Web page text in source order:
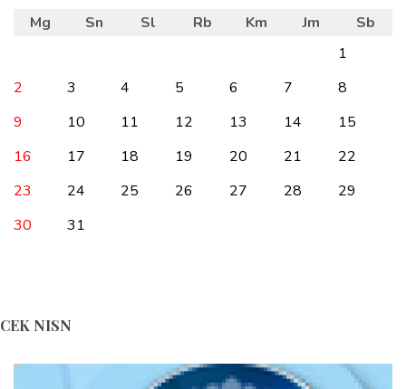
Mg Sn Sl Rb Km Jm
Sb
1
2
3 4 5 6 7
8
9
10 11 12 13 14
15
16
17 18 19 20 21
22
23
24 25 26 27 28
29
30
31
CEK NISN